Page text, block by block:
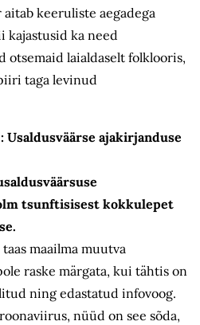
keeruliste aegadega
kajastusid ka need
otsemaid laialdaselt folklooris,
taga levinud
Usaldusväärse ajakirjanduse
tsunftisisest kokkulepet
maailma muutva
raske märgata, kui tähtis on
ning edastatud infovoog.
nüüd on see sõda,